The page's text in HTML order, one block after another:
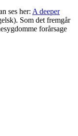
ses her: A deeper
Som det fremgår
forårsage